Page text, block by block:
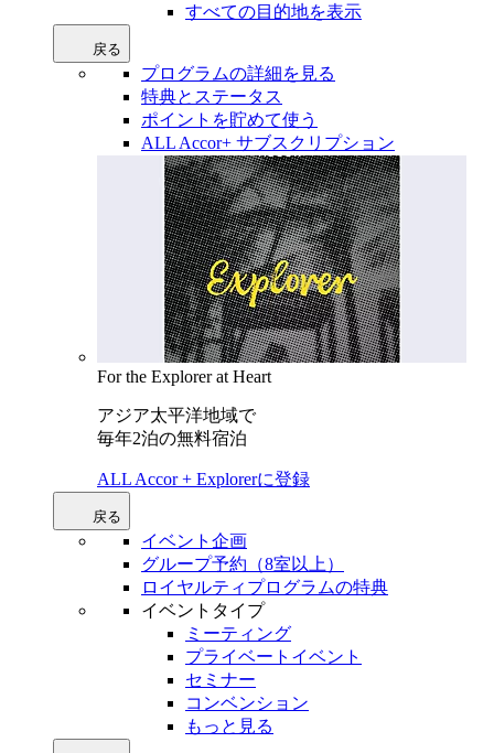
すべての目的地を表示
戻る
プログラムの詳細を見る
特典とステータス
ポイントを貯めて使う
ALL Accor+ サブスクリプション
For the Explorer at Heart
アジア太平洋地域で
毎年2泊の無料宿泊
ALL Accor + Explorerに登録
戻る
イベント企画
グループ予約（8室以上）
ロイヤルティプログラムの特典
イベントタイプ
ミーティング
プライベートイベント
セミナー
コンベンション
もっと見る